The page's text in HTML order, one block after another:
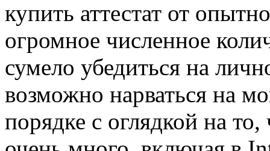
купить аттестат от
огромное численное
сумело убедиться на
возможно нарваться на
порядке с оглядкой на